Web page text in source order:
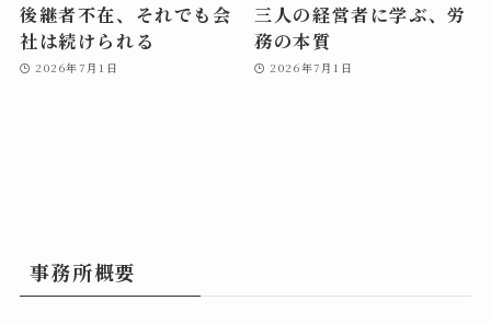
後継者不在、それでも会
社は続けられる
2026年7月1日
三人の経営者に学ぶ、労
務の本質
2026年7月1日
事務所概要